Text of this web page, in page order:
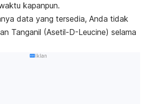
kapanpun.
data yang tersedia, Anda tidak
Tanganil (Asetil-D-Leucine) selama
Iklan